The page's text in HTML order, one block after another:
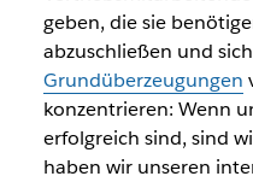
geben, die sie
abzuschließen und
Grundüberzeugungen
konzentrieren: Wenn
erfolgreich sind, sind
haben wir unseren